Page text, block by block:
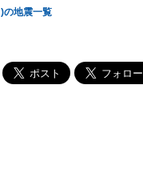
の地震一覧